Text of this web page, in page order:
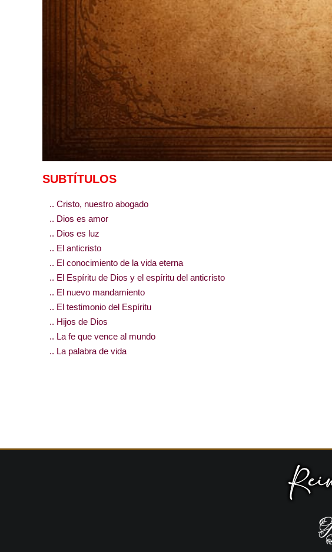
SUBTÍTULOS
.. Cristo, nuestro abogado
.. Dios es amor
.. Dios es luz
.. El anticristo
.. El conocimiento de la vida eterna
.. El Espíritu de Dios y el espíritu del anticristo
.. El nuevo mandamiento
.. El testimonio del Espíritu
.. Hijos de Dios
.. La fe que vence al mundo
.. La palabra de vida